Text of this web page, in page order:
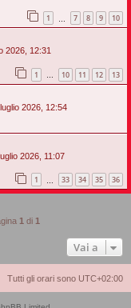
1 7 8 9 10
2026, 12:31
1 … 10 11 12 13
2026, 12:54
2026, 11:07
1 33 34 35 36
1 di 1
Vai a
Tutti gli orari sono UTC+02:00